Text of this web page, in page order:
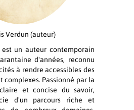
Verdun (auteur)
est un auteur contemporain
d'années, reconnu
à rendre accessibles des
complexes. Passionné par la
et concise du savoir,
d'un parcours riche et